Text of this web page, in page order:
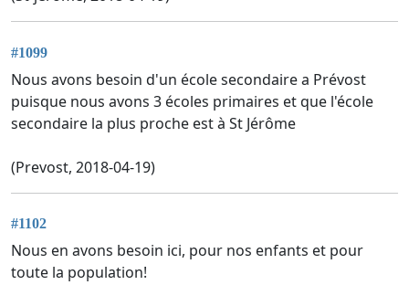
#1099
Nous avons besoin d'un école secondaire a Prévost
puisque nous avons 3 écoles primaires et que l'école
secondaire la plus proche est à St Jérôme
(Prevost, 2018-04-19)
#1102
Nous en avons besoin ici, pour nos enfants et pour
toute la population!